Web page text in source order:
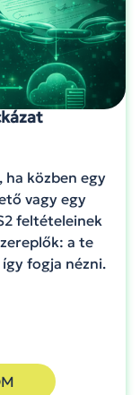
ha közben egy
vagy egy
feltételeinek
a te
fogja nézni.